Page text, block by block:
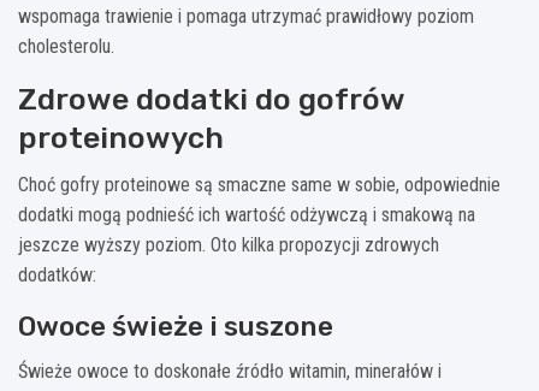
wspomaga trawienie i pomaga utrzymać prawidłowy poziom
cholesterolu.
Zdrowe dodatki do gofrów
proteinowych
Choć gofry proteinowe są smaczne same w sobie, odpowiednie
dodatki mogą podnieść ich wartość odżywczą i smakową na
jeszcze wyższy poziom. Oto kilka propozycji zdrowych
dodatków:
Owoce świeże i suszone
Świeże owoce to doskonałe źródło witamin, minerałów i